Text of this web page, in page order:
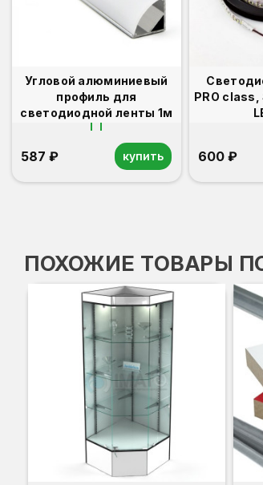
Угловой алюминиевый
профиль для
светодиодной ленты 1м
587 ₽ купить
PRO class,
600 ₽
ПОХОЖИЕ ТОВАРЫ